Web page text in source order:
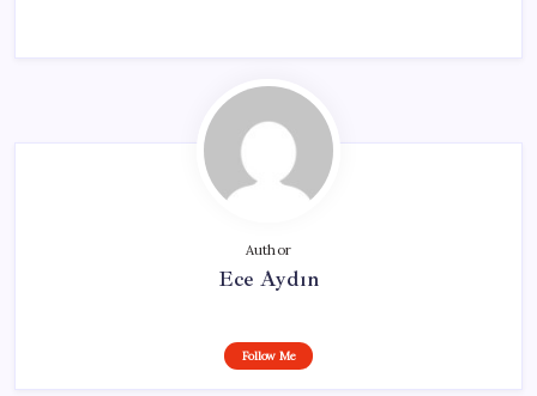
Author
Ece Aydın
Follow Me